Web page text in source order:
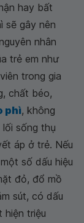
hay bất
sẽ gây nên
nhân
trẻ em như
trong gia
chất béo,
phì, không
sống thụ
áp ở trẻ. Nếu
số dấu hiệu
đỏ, đổ mồ
sút, có dấu
hiện triệu